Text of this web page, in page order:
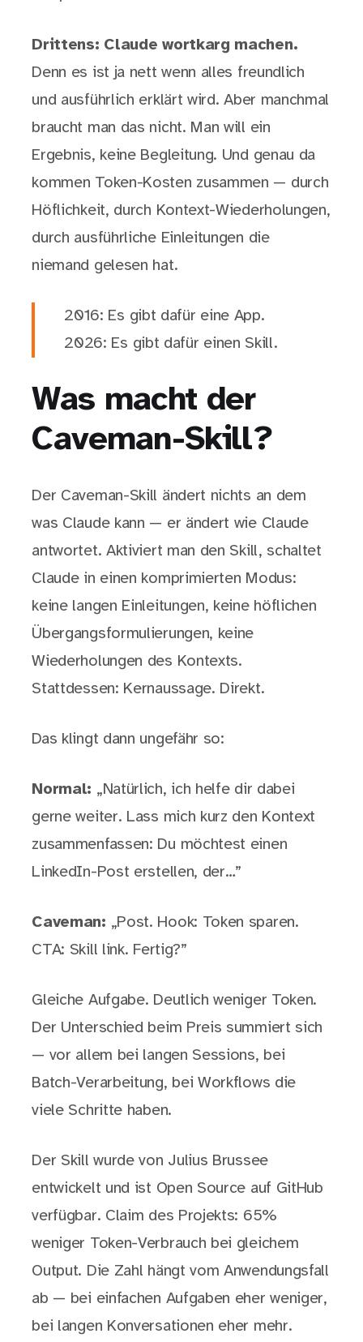
Drittens: Claude wortkarg machen.
Denn es ist ja nett wenn alles freundlich
und ausführlich erklärt wird. Aber manchmal
braucht man das nicht. Man will ein
Ergebnis, keine Begleitung. Und genau da
kommen Token-Kosten zusammen — durch
Höflichkeit, durch Kontext-Wiederholungen,
durch ausführliche Einleitungen die
niemand gelesen hat.
2016: Es gibt dafür eine App.
2026: Es gibt dafür einen Skill.
Was macht der
Caveman-Skill?
Der Caveman-Skill ändert nichts an dem
was Claude kann — er ändert wie Claude
antwortet. Aktiviert man den Skill, schaltet
Claude in einen komprimierten Modus:
keine langen Einleitungen, keine höflichen
Übergangsformulierungen, keine
Wiederholungen des Kontexts.
Stattdessen: Kernaussage. Direkt.
Das klingt dann ungefähr so:
Normal: „Natürlich, ich helfe dir dabei
gerne weiter. Lass mich kurz den Kontext
zusammenfassen: Du möchtest einen
LinkedIn-Post erstellen, der…”
Caveman: „Post. Hook: Token sparen.
CTA: Skill link. Fertig?”
Gleiche Aufgabe. Deutlich weniger Token.
Der Unterschied beim Preis summiert sich
— vor allem bei langen Sessions, bei
Batch-Verarbeitung, bei Workflows die
viele Schritte haben.
Der Skill wurde von Julius Brussee
entwickelt und ist Open Source auf GitHub
verfügbar. Claim des Projekts: 65%
weniger Token-Verbrauch bei gleichem
Output. Die Zahl hängt vom Anwendungsfall
ab — bei einfachen Aufgaben eher weniger,
bei langen Konversationen eher mehr.